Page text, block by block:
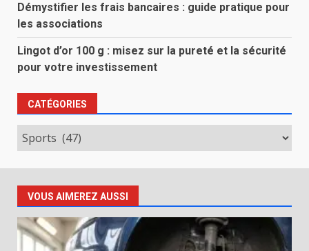
Démystifier les frais bancaires : guide pratique pour
les associations
Lingot d’or 100 g : misez sur la pureté et la sécurité
pour votre investissement
CATÉGORIES
Catégories
VOUS AIMEREZ AUSSI